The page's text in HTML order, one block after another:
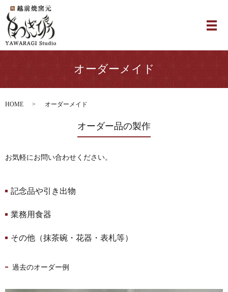
オーダーメイド
HOME オーダーメイド
オーダー品の製作
お気軽にお問い合わせください。
記念品や引き出物
業務用食器
その他（抹茶碗・花器・表札等）
過去のオーダー例